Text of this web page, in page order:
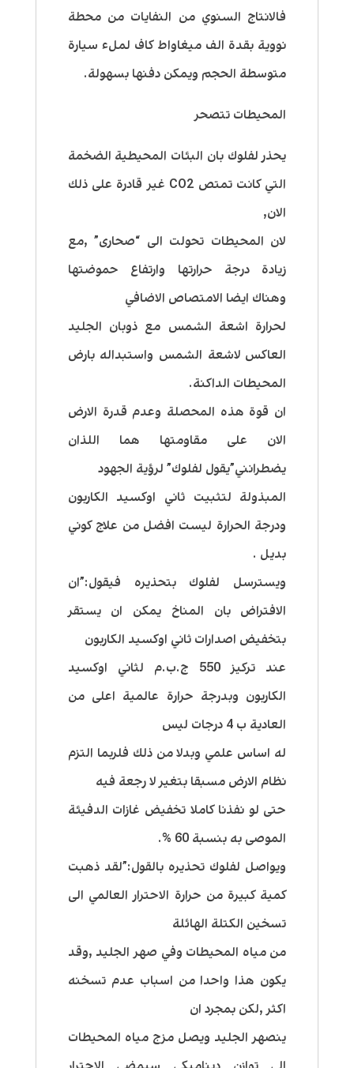
فالانتاج السنوي من النفايات من محطة
نووية بقدة الف ميغاواط كاف لملء سيارة
متوسطة الحجم ويمكن دفنها بسهولة.
المحيطات تتصحر
يحذر لفلوك بان البئات المحيطية الضخمة
التي كانت تمتص CO2 غير قادرة على ذلك
الان,
لان المحيطات تحولت الى “صحارى” ,مع
زيادة درجة حرارتها وارتفاع حموضتها
وهناك ايضا الامتصاص الاضافي
لحرارة اشعة الشمس مع ذوبان الجليد
العاكس لاشعة الشمس واستبداله بارض
المحيطات الداكنة.
ان قوة هذه المحصلة وعدم قدرة الارض
الان على مقاومتها هما اللذان
يضطرانني”يقول لفلوك” لرؤية الجهود
المبذولة لتثبيت ثاني اوكسيد الكاربون
ودرجة الحرارة ليست افضل من علاج كوني
بديل .
ويسترسل لفلوك بتحذيره فيقول:”ان
الافتراض بان المناخ يمكن ان يستقر
بتخفيض اصدارات ثاني اوكسيد الكاربون
عند تركيز 550 ج.ب.م لثاني اوكسيد
الكاربون وبدرجة حرارة عالمية اعلى من
العادية ب 4 درجات ليس
له اساس علمي وبدلا من ذلك فلربما التزم
نظام الارض مسبقا بتغير لا رجعة فيه
حتى لو نفذنا كاملا تخفيض غازات الدفيئة
الموصى به بنسبة 60 %.
ويواصل لفلوك تحذيره بالقول:”لقد ذهبت
كمية كبيرة من حرارة الاحترار العالمي الى
تسخين الكتلة الهائلة
من مياه المحيطات وفي صهر الجليد ,وقد
يكون هذا واحدا من اسباب عدم تسخنه
اكثر ,لكن بمجرد ان
ينصهر الجليد ويصل مزج مياه المحيطات